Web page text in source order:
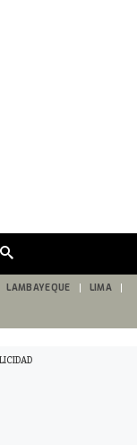
de
búsqueda
LAMBAYEQUE LIMA